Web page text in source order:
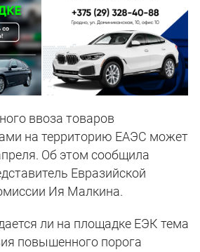
ввоза товаров
на территорию ЕАЭС может
Об этом сообщила
Евразийской
Ия Малкина.
ли на площадке ЕЭК тема
повышенного порога